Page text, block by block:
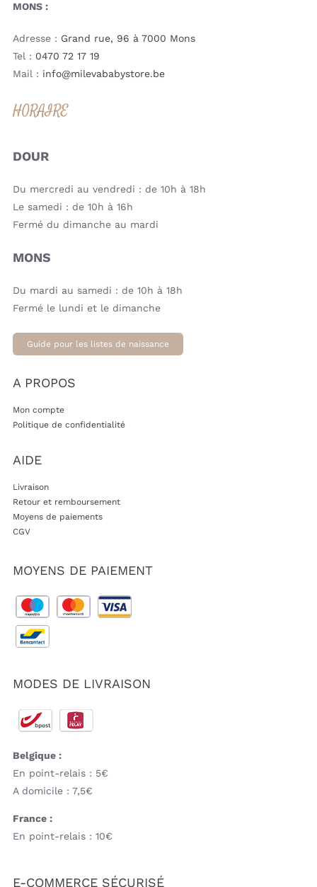
MONS :
Adresse : Grand rue, 96 à 7000 Mons
Tel : 0470 72 17 19
Mail : info@milevababystore.be
HORAIRE
DOUR
Du mercredi au vendredi : de 10h à 18h
Le samedi : de 10h à 16h
Fermé du dimanche au mardi
MONS
Du mardi au samedi : de 10h à 18h
Fermé le lundi et le dimanche
Guide pour les listes de naissance
A PROPOS
Mon compte
Politique de confidentialité
AIDE
Livraison
Retour et remboursement
Moyens de paiements
CGV
MOYENS DE PAIEMENT
MODES DE LIVRAISON
Belgique :
En point-relais : 5€
A domicile : 7,5€
France :
En point-relais : 10€
E-COMMERCE SÉCURISÉ